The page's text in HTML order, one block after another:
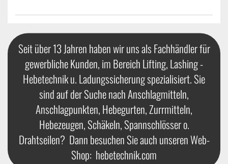
Seit über 13 Jahren haben wir uns als Fachhändler für
gewerbliche Kunden, im Bereich Lifting, Lashing -
Hebetechnik u. Ladungssicherung spezialisiert. Sie
sind auf der Suche nach Anschlagmitteln,
Anschlagpunkten, Hebegurten, Zurrmitteln,
Hebezeugen, Schäkeln, Spannschlösser o.
Drahtseilen? Dann besuchen Sie auch unseren Web-
Shop: hebetechnik.com